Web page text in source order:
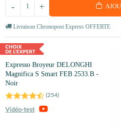
+
-
Livraison Chronopost Express OFFERTE
Expresso Broyeur DELONGHI
Magnifica S Smart FEB 2533.B -
Noir
(254)